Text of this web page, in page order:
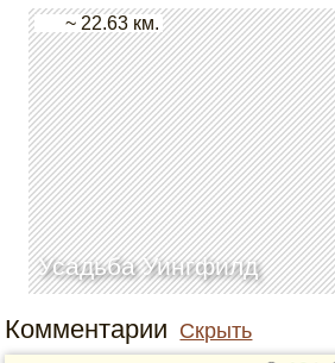
Усадьба Уингфилд
~ 22.63 км.
Комментарии Скрыть